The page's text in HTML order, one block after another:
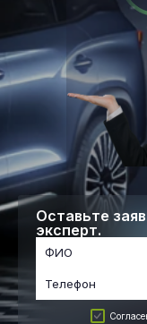
Оставьте
эксперт.